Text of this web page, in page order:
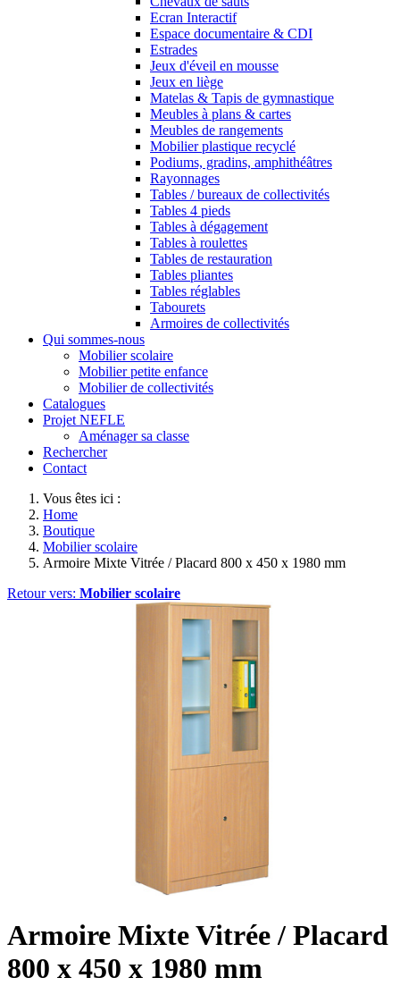
Ecran Interactif
Espace documentaire & CDI
Estrades
Jeux d'éveil en mousse
Jeux en liège
Matelas & Tapis de gymnastique
Meubles à plans & cartes
Meubles de rangements
Mobilier plastique recyclé
Podiums, gradins, amphithéâtres
Rayonnages
Tables / bureaux de collectivités
Tables 4 pieds
Tables à dégagement
Tables à roulettes
Tables de restauration
Tables pliantes
Tables réglables
Tabourets
Armoires de collectivités
Qui sommes-nous
Mobilier scolaire
Mobilier petite enfance
Mobilier de collectivités
Catalogues
Projet NEFLE
Aménager sa classe
Rechercher
Contact
Vous êtes ici :
Home
Boutique
Mobilier scolaire
Armoire Mixte Vitrée / Placard 800 x 450 x 1980 mm
Retour vers: Mobilier scolaire
Armoire Mixte Vitrée / Placard
800 x 450 x 1980 mm